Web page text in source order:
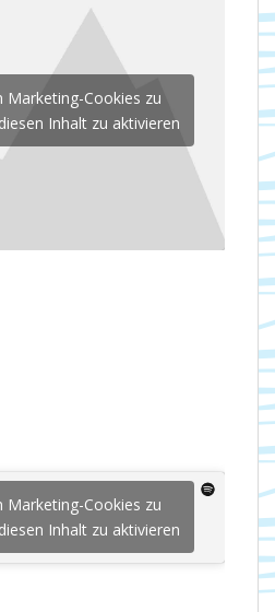
Marketing-Cookies zu
Inhalt zu aktivieren
Marketing-Cookies zu
Inhalt zu aktivieren